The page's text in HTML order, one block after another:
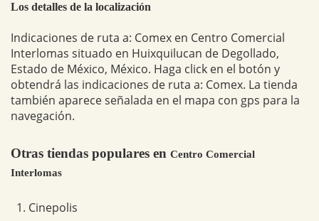
Los detalles de la localización
Indicaciones de ruta a: Comex en Centro Comercial
Interlomas situado en Huixquilucan de Degollado,
Estado de México, México. Haga click en el botón y
obtendrá las indicaciones de ruta a: Comex. La tienda
también aparece señalada en el mapa con gps para la
navegación.
Otras tiendas populares en Centro Comercial
Interlomas
1. Cinepolis